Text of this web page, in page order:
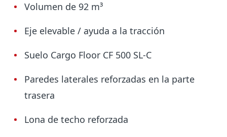
Volumen de 92 m³
Eje elevable / ayuda a la tracción
Suelo Cargo Floor CF 500 SL-C
Paredes laterales reforzadas en la parte
trasera
Lona de techo reforzada